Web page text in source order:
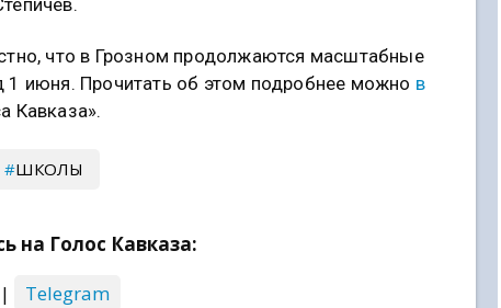
что в Грозном продолжаются масштабные
1 июня. Прочитать об этом подробнее можно в
Кавказа».
ШКОЛЫ
на Голос Кавказа:
| Telegram